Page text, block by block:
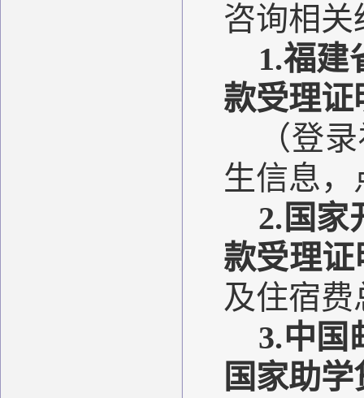
咨询相
1.福建
款受理证
（登
生信息，
2. 国家
款受理证
及住宿费
3.中国
国家助